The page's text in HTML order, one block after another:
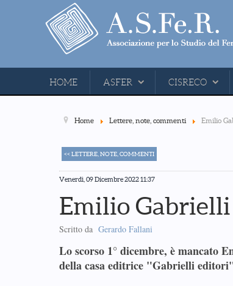
HOME ASFER CISRECO
Home Lettere, note, commenti Emilio
<< LETTERE, NOTE, COMMENTI
Venerdì, 09 Dicembre 2022 11:37
Emilio Gabrielli
Scritto da Gerardo Fallani
Lo scorso 1° dicembre, è mancato
della casa editrice "Gabrielli